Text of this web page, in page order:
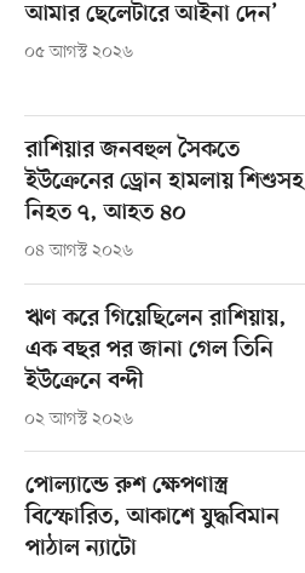
আমার ছেলেটারে আইনা দেন’
০৫ আগস্ট ২০২৬
রাশিয়ার জনবহুল সৈকতে
ইউক্রেনের ড্রোন হামলায় শিশুসহ
নিহত ৭, আহত ৪০
০৪ আগস্ট ২০২৬
ঋণ করে গিয়েছিলেন রাশিয়ায়,
এক বছর পর জানা গেল তিনি
ইউক্রেনে বন্দী
০২ আগস্ট ২০২৬
পোল্যান্ডে রুশ ক্ষেপণাস্ত্র
বিস্ফোরিত, আকাশে যুদ্ধবিমান
পাঠাল ন্যাটো